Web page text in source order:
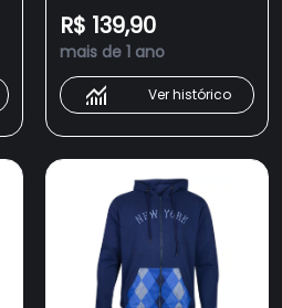
Masculino
R$ 139,90
mais de 1 ano
Ver histórico